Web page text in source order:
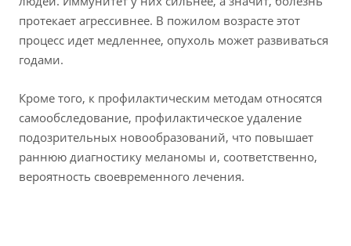
протекает агрессивнее. В пожилом возрасте этот
процесс идет медленнее, опухоль может развиваться
годами.
Кроме того, к профилактическим методам относятся
самообследование, профилактическое удаление
подозрительных новообразований, что повышает
раннюю диагностику меланомы и, соответственно,
вероятность своевременного лечения.